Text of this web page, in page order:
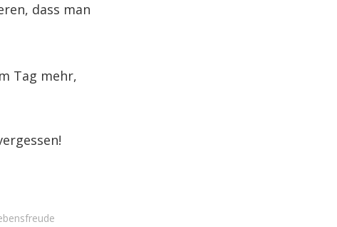
dass man
Tag mehr,